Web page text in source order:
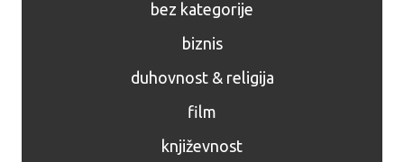
bez kategorije
biznis
duhovnost & religija
film
književnost